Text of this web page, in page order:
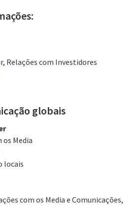
Relações com Investidores
globais
os Media
locais
com os Media e Comunicações,